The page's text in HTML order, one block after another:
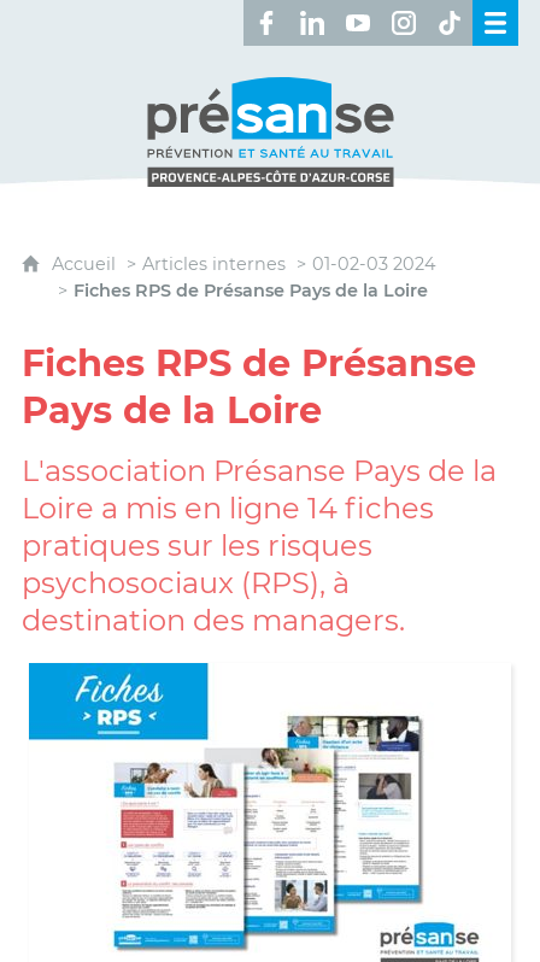
Retrouvez-nous sur Facebook
Retrouvez-nous sur
Retrouvez-nous sur
Retrouvez-
Accueil Articles internes
01-02-03 2024
Fiches RPS de Présanse Pays de la Loire
Fiches RPS de Présanse
Pays de la Loire
L'association Présanse Pays de la
Loire a mis en ligne 14 fiches
pratiques sur les risques
psychosociaux (RPS), à
destination des managers.